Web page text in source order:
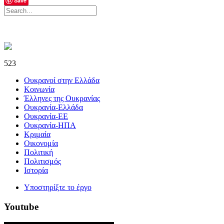
523
Ουκρανοί στην Ελλάδα
Κοινωνία
Έλληνες της Ουκρανίας
Ουκρανία-Ελλάδα
Ουκρανία-ΕΕ
Ουκρανία-ΗΠΑ
Κριμαία
Οικονομία
Πολιτική
Πολιτισμός
Ιστορία
Υποστηρίξτε το έργο
Youtube